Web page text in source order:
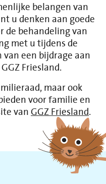
belangen van
u denken aan goede
de behandeling van
met u tijdens de
een bijdrage aan
Friesland.
maar ook
voor familie en
vanGGZ Friesland.